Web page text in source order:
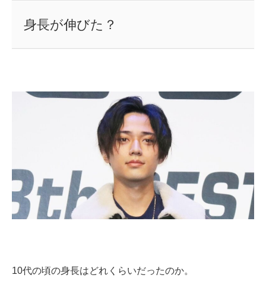
身長が伸びた？
10代の頃の身長はどれくらいだったのか。